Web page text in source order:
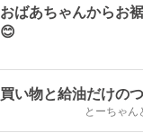
おばあちゃんからお
😊
買い物と給油だけの
とーちゃん